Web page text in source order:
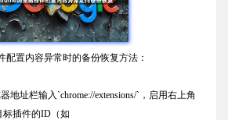
配置内容异常时的备份恢复方法：
地址栏输入`chrome://extensions/`，启用右上角
标插件的ID（如